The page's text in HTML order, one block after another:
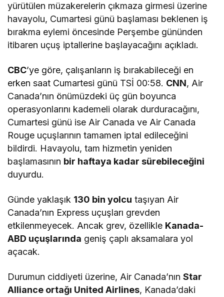
yürütülen müzakerelerin çıkmaza girmesi üzerine
havayolu, Cumartesi günü başlaması beklenen iş
bırakma eylemi öncesinde Perşembe gününden
itibaren uçuş iptallerine başlayacağını açıkladı.
CBC’ye göre, çalışanların iş bırakabileceği en
erken saat Cumartesi günü TSİ 00:58. CNN, Air
Canada’nın önümüzdeki üç gün boyunca
operasyonlarını kademeli olarak durduracağını,
Cumartesi günü ise Air Canada ve Air Canada
Rouge uçuşlarının tamamen iptal edileceğini
bildirdi. Havayolu, tam hizmetin yeniden
başlamasının bir haftaya kadar sürebileceğini
duyurdu.
Günde yaklaşık 130 bin yolcu taşıyan Air
Canada’nın Express uçuşları grevden
etkilenmeyecek. Ancak grev, özellikle Kanada-
ABD uçuşlarında geniş çaplı aksamalara yol
açacak.
Durumun ciddiyeti üzerine, Air Canada’nınStar
Alliance ortağı United Airlines, Kanada’daki